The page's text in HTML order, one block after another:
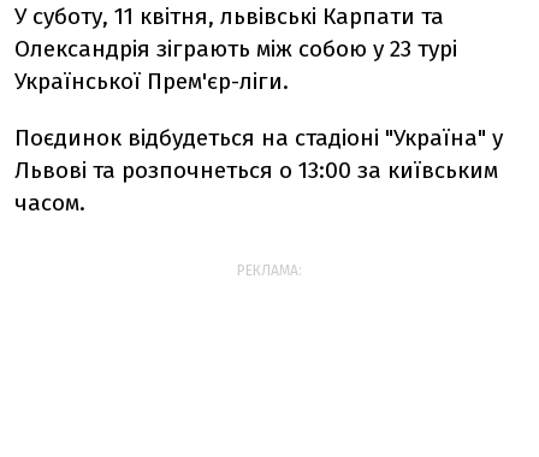
У суботу, 11 квітня, львівські Карпати та
Олександрія зіграють між собою у 23 турі
Української Прем'єр-ліги.
Поєдинок відбудеться на стадіоні "Україна" у
Львові та розпочнеться о 13:00 за київським
часом.
РЕКЛАМА: